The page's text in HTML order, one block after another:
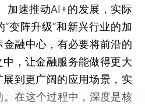
加速推动AI+的发展，实际
“变阵升级”和新兴行业的加
融中心，有必要将前沿的
，让金融服务能做得更大
到更广阔的应用场景，实
在这个过程中，深度是核